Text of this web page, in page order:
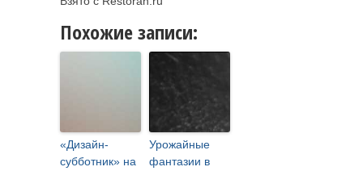
Похожие записи:
«Дизайн-
субботник» на
Урожайные
фантазии в